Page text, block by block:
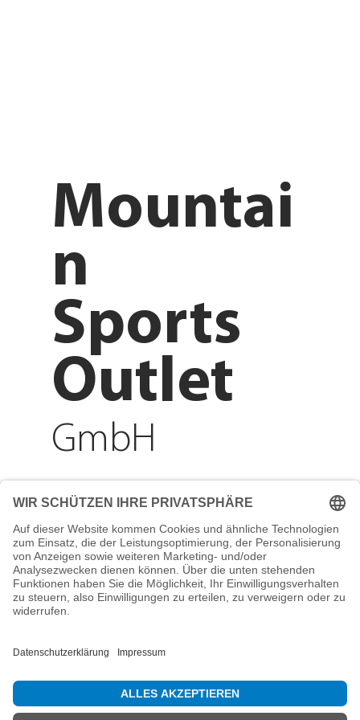
Adresse
Reichenberger Str. 1
84130 Dingolfing
Telefon
info@mountain-sports-
Mountai
n
Sports
Outlet
GmbH